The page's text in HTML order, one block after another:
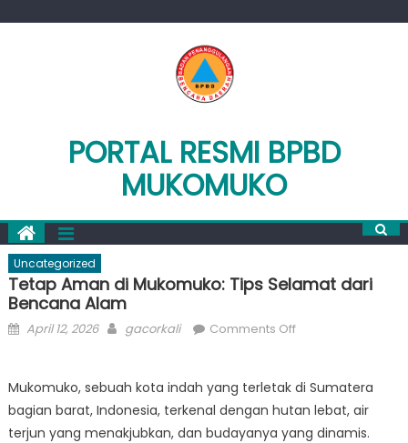
PORTAL RESMI BPBD
MUKOMUKO
Uncategorized
Tetap Aman di Mukomuko: Tips Selamat dari
Bencana Alam
Posted
April 12, 2026 Author
gacorkali Comments Offon
di
Mukomuko:
Tips
Mukomuko, sebuah kota indah yang terletak di Sumatera
bagian barat, Indonesia, terkenal dengan hutan lebat, air
terjun yang menakjubkan, dan budayanya yang dinamis.